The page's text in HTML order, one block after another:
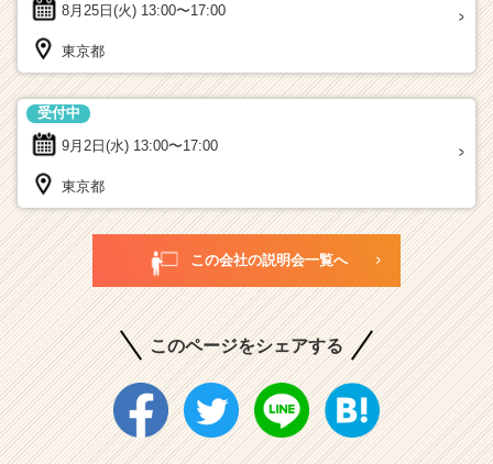
8月25日(火) 13:00〜17:00
東京都
9月2日(水) 13:00〜17:00
受付中
東京都
この会社の説明会一覧へ
このページをシェアする